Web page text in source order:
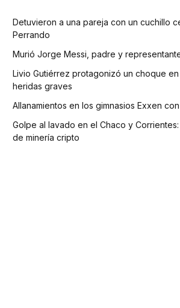
Detuvieron a una pareja con un cuchillo
Perrando
Murió Jorge Messi, padre y
Livio Gutiérrez protagonizó un choque
heridas graves
Allanamientos en los gimnasios Exxen
Golpe al lavado en el Chaco y Corrientes:
de minería cripto